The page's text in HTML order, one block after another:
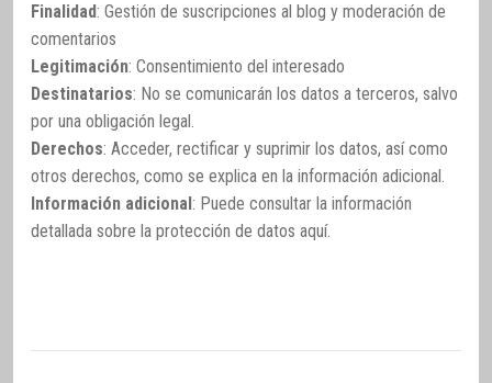
Finalidad: Gestión de suscripciones al blog y moderación de
comentarios
Legitimación: Consentimiento del interesado
Destinatarios: No se comunicarán los datos a terceros, salvo
por una obligación legal.
Derechos: Acceder, rectificar y suprimir los datos, así como
otros derechos, como se explica en la información adicional.
Información adicional : Puede consultar la información
detallada sobre la protección de datos aquí.